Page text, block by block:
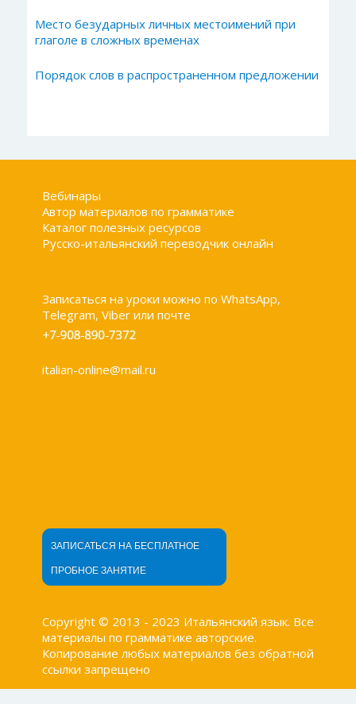
Место безударных личных местоимений при
глаголе в сложных временах
Порядок слов в распространенном предложении
Вебинары
Автор материалов по грамматике
Каталог полезных ресурсов
Русско-итальянский переводчик онлайн
Записаться на уроки можно по WhatsApp,
Telegram, Viber или почте
italian-online@mail.ru
ЗАПИСАТЬСЯ НА БЕСПЛАТНОЕ
ПРОБНОЕ ЗАНЯТИЕ
Copyright © 2013 - 2023 Итальянский язык. Все
материалы по грамматике авторские.
Копирование любых материалов без обратной
ссылки запрещено